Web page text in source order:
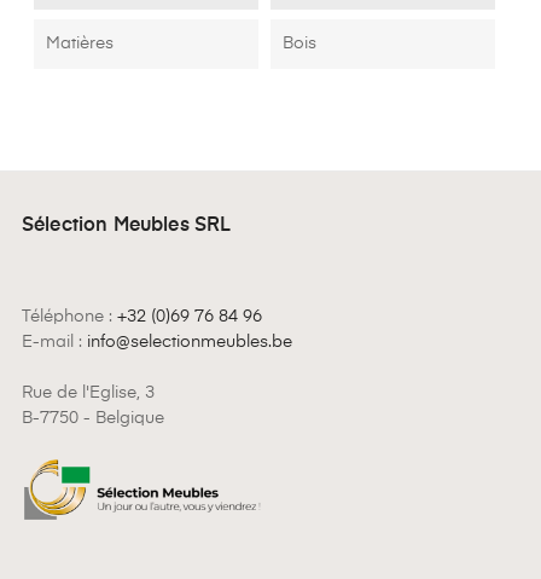
Matières Bois
Sélection Meubles SRL
Téléphone : +32 (0)69 76 84 96
E-mail : info@selectionmeubles.be
Rue de l'Eglise, 3
B-7750 - Belgique